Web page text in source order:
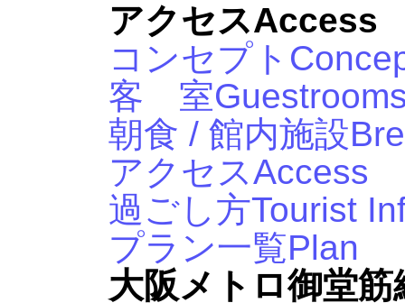
アクセスAccess
コンセプト
客 室
朝食 / 館内施設
アクセスAccess
過ごし方Tourist
プラン一覧Plan
大阪メトロ御堂